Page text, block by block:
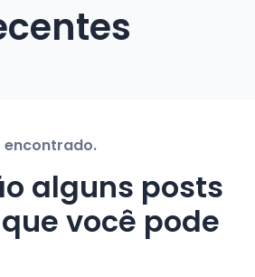
encontrado.
alguns posts
você pode